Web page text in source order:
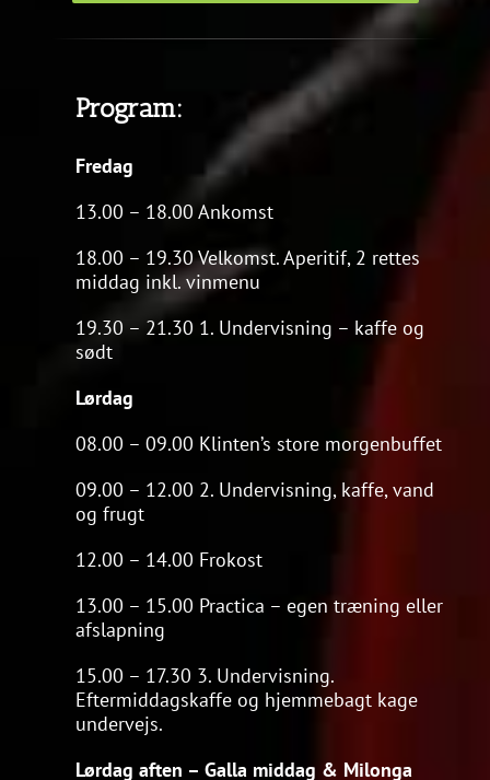
Program:
Fredag
13.00 – 18.00 Ankomst
18.00 – 19.30 Velkomst. Aperitif, 2 rettes
middag inkl. vinmenu
19.30 – 21.30 1. Undervisning – kaffe og
sødt
Lørdag
08.00 – 09.00 Klinten’s store morgenbuffet
09.00 – 12.00 2. Undervisning, kaffe, vand
og frugt
12.00 – 14.00 Frokost
13.00 – 15.00 Practica – egen træning eller
afslapning
15.00 – 17.30 3. Undervisning.
Eftermiddagskaffe og hjemmebagt kage
undervejs.
Lørdag aften – Galla middag & Milonga